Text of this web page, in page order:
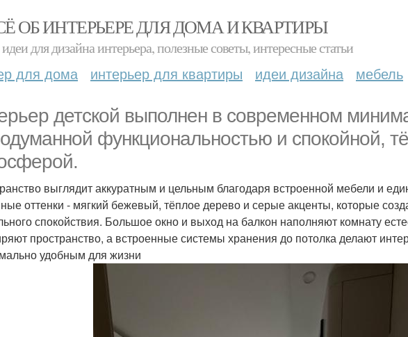
ОБ ИНТЕРЬЕРЕ ДЛЯ ДОМА И КВАРТИРЫ
для дизайна интерьера, полезные советы, интересные статьи
для дома интерьер для квартиры идеи дизайна мебель
детской выполнен в современном
функциональностью и спокойной,
выглядит аккуратным и цельным благодаря встроенной мебели и
оттенки - мягкий бежевый, тёплое дерево и серые акценты, которые
спокойствия. Большое окно и выход на балкон наполняют комнату
пространство, а встроенные системы хранения до потолка делают
удобным для жизни